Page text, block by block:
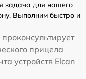
задача для нашего
Выполним быстро и
прицела
устройств Elcan